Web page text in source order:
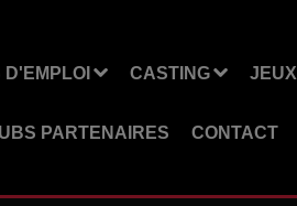
CASTING JEUX
PARTENAIRES CONTACT